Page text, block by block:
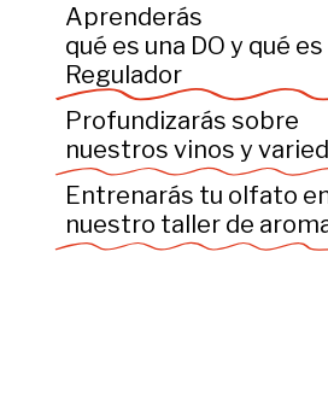
Aprenderás
qué es una DO y qué
Regulador
Profundizarás sobre
nuestros vinos y
Entrenarás tu olfato
nuestro taller de